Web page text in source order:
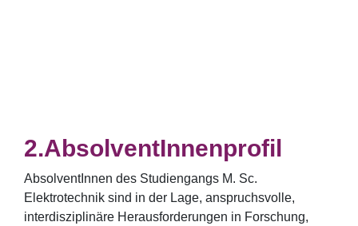
AbsolventInnenprofil
AbsolventInnen des Studiengangs M. Sc.
Elektrotechnik sind in der Lage, anspruchsvolle,
interdisziplinäre Herausforderungen in Forschung,